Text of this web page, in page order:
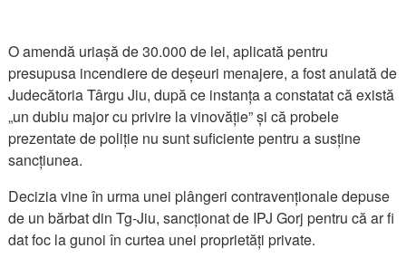
O amendă uriașă de 30.000 de lei, aplicată pentru
presupusa incendiere de deșeuri menajere, a fost anulată de
Judecătoria Târgu Jiu, după ce instanța a constatat că există
„un dubiu major cu privire la vinovăție” și că probele
prezentate de poliție nu sunt suficiente pentru a susține
sancțiunea.
Decizia vine în urma unei plângeri contravenționale depuse
de un bărbat din Tg-Jiu, sancționat de IPJ Gorj pentru că ar fi
dat foc la gunoi în curtea unei proprietăți private.